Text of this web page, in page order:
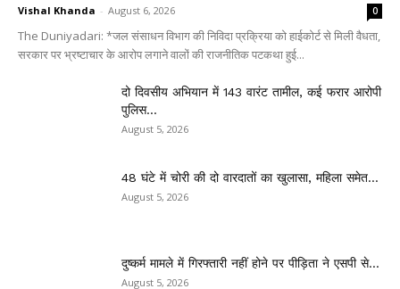
Vishal Khanda - August 6, 2026 0
The Duniyadari: *जल संसाधन विभाग की निविदा प्रक्रिया को हाईकोर्ट से मिली वैधता,
सरकार पर भ्रष्टाचार के आरोप लगाने वालों की राजनीतिक पटकथा हुई...
दो दिवसीय अभियान में 143 वारंट तामील, कई फरार आरोपी
पुलिस...
August 5, 2026
48 घंटे में चोरी की दो वारदातों का खुलासा, महिला समेत...
August 5, 2026
दुष्कर्म मामले में गिरफ्तारी नहीं होने पर पीड़िता ने एसपी से...
August 5, 2026